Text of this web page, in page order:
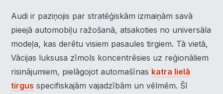
Audi ir paziņojis par stratēģiskām izmaiņām savā
pieejā automobiļu ražošanā, atsakoties no universāla
modeļa, kas derētu visiem pasaules tirgiem. Tā vietā,
Vācijas luksusa zīmols koncentrēsies uz reģionāliem
risinājumiem, pielāgojot automašīnas katra lielā
tirgus specifiskajām vajadzībām un vēlmēm. Šī